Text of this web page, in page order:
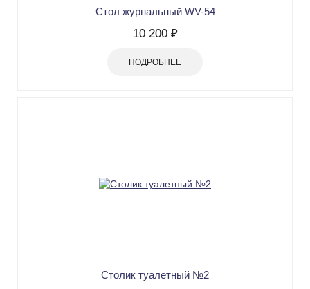
Стол журнальный WV-54
10 200 ₽
ПОДРОБНЕЕ
Столик туалетный №2